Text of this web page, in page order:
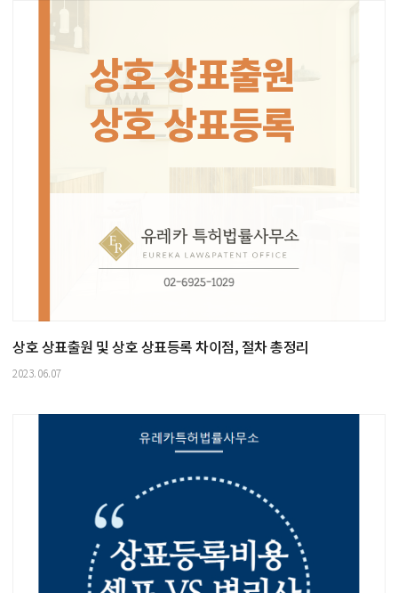
상호 상표출원 및 상호 상표등록 차이점, 절차 총정리
2023.06.07